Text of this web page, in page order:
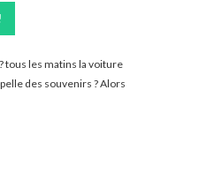
tous les matins la voiture
des souvenirs ? Alors